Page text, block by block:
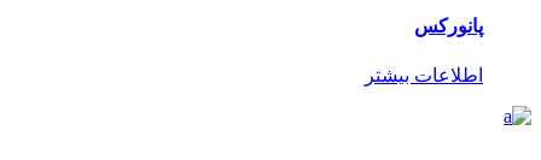
پانورکس
اطلاعات بیشتر